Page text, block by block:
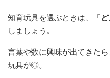
知育玩具を選ぶときは、「
しましょう。
言葉や数に興味が出てきた
玩具が◎。